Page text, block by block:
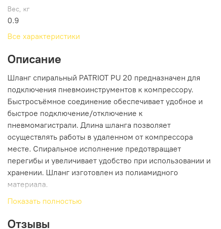
Вес, кг
0.9
Все характеристики
Описание
Шланг спиральный PATRIOT PU 20 предназначен для
подключения пневмоинструментов к компрессору.
Быстросъёмное соединение обеспечивает удобное и
быстрое подключение/отключение к
пневмомагистрали. Длина шланга позволяет
осуществлять работы в удаленном от компрессора
месте. Спиральное исполнение предотвращает
перегибы и увеличивает удобство при использовании и
хранении. Шланг изготовлен из полиамидного
материала.
Информация об упаковке
Единица товара: Штука
Показать полностью
Отзывы